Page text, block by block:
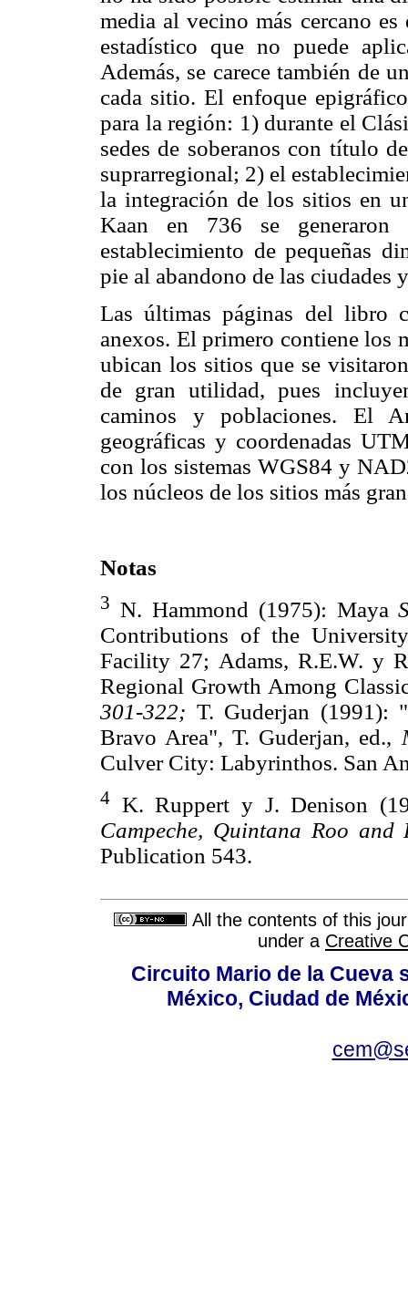
media al vecino más cercano
estadístico que no puede
Además, se carece también de
cada sitio. El enfoque
para la región: 1) durante el
sedes de soberanos con título
suprarregional; 2) el
la integración de los sitios en
Kaan en 736 se generaron
establecimiento de pequeñas
pie al abandono de las
Las últimas páginas del libro
anexos. El primero contiene los
ubican los sitios que se
de gran utilidad, pues
caminos y poblaciones. El
geográficas y coordenadas
con los sistemas WGS84 y
los núcleos de los sitios más
Notas
3 N. Hammond (1975): Maya
Contributions of the
Facility 27; Adams, R.E.W. y
Regional Growth Among
301-322; T. Guderjan (1991):
Bravo Area", T. Guderjan, ed.,
Culver City: Labyrinthos. San
4 K. Ruppert y J. Denison
Campeche, Quintana Roo and
Publication 543.
All the contents of this
under a Creative
Circuito Mario de la Cueva
México, Ciudad de